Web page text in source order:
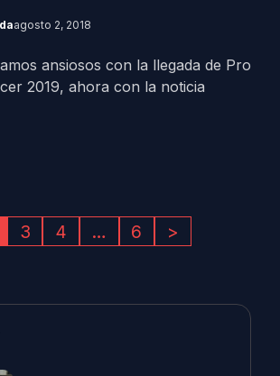
agosto 2, 2018
ansiosos con la llegada de Pro
2019, ahora con la noticia
3 4 … 6 >